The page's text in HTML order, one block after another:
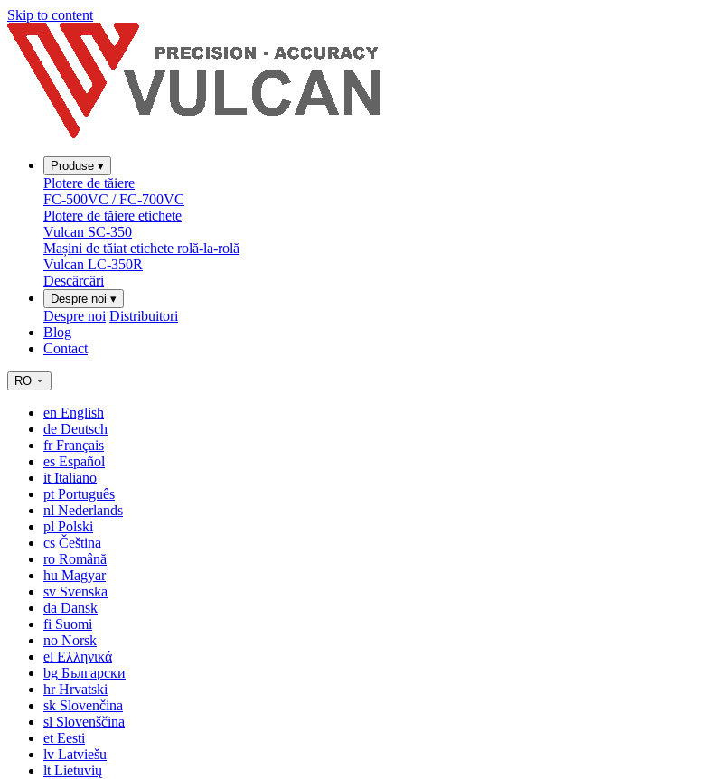
Skip to content
Produse ▾
Plotere de tăiere
FC-500VC / FC-700VC
Plotere de tăiere etichete
Vulcan SC-350
Mașini de tăiat etichete rolă-la-rolă
Vulcan LC-350R
Descărcări
Despre noi ▾
Despre noi Distribuitori
Blog
Contact
RO
en English
de Deutsch
frFrançais
es Español
it Italiano
pt Português
nl Nederlands
pl Polski
cs Čeština
ro Română
hu Magyar
sv Svenska
da Dansk
fi Suomi
no Norsk
el Ελληνικά
bg Български
hrHrvatski
sk Slovenčina
sl Slovenščina
et Eesti
lv Latviešu
lt Lietuvių